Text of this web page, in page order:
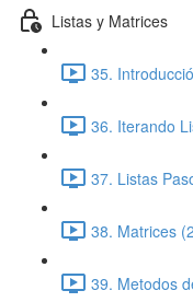
Listas y Matrices
35.
36. Iterando
37. Listas
38. Matrices
39. Metodos